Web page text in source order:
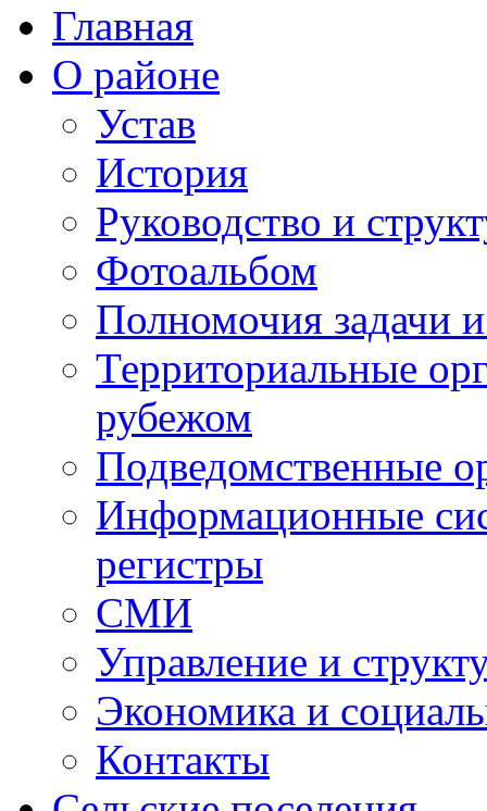
Главная
О районе
Устав
История
Руководство и
Фотоальбом
Полномочия задачи
Территориальные
рубежом
Подведомственные
Информационные
регистры
СМИ
Управление и
Экономика и
Контакты